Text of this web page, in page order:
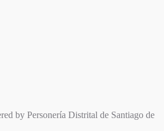
by Personería Distrital de Santiago de